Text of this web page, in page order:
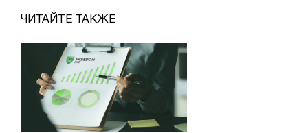
ЧИТАЙТЕ ТАКЖЕ